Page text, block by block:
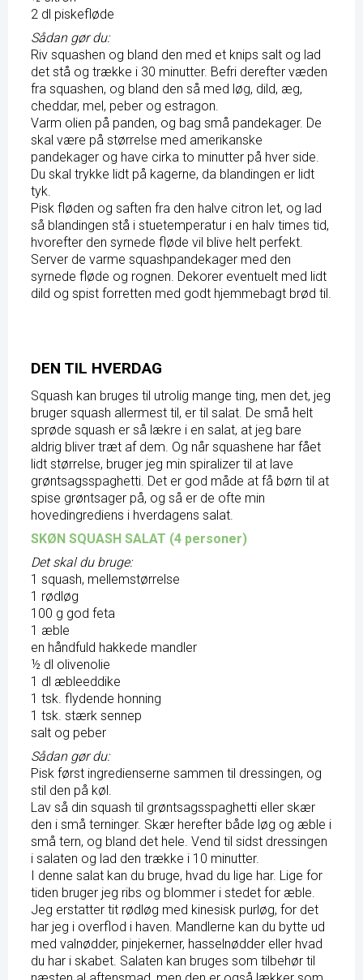
2 dl piskefløde
Sådan gør du:
Riv squashen og bland den med et knips salt og lad
det stå og trække i 30 minutter. Befri derefter væden
fra squashen, og bland den så med løg, dild, æg,
cheddar, mel, peber og estragon.
Varm olien på panden, og bag små pandekager. De
skal være på størrelse med amerikanske
pandekager og have cirka to minutter på hver side.
Du skal trykke lidt på kagerne, da blandingen er lidt
tyk.
Pisk fløden og saften fra den halve citron let, og lad
så blandingen stå i stuetemperatur i en halv times tid,
hvorefter den syrnede fløde vil blive helt perfekt.
Server de varme squashpandekager med den
syrnede fløde og rognen. Dekorer eventuelt med lidt
dild og spist forretten med godt hjemmebagt brød til.
DEN TIL HVERDAG
Squash kan bruges til utrolig mange ting, men det, jeg
bruger squash allermest til, er til salat. De små helt
sprøde squash er så lækre i en salat, at jeg bare
aldrig bliver træt af dem. Og når squashene har fået
lidt størrelse, bruger jeg min spiralizer til at lave
grøntsagsspaghetti. Det er god måde at få børn til at
spise grøntsager på, og så er de ofte min
hovedingrediens i hverdagens salat.
SKØN SQUASH SALAT (4 personer)
Det skal du bruge:
1 squash, mellemstørrelse
1 rødløg
100 g god feta
1 æble
en håndfuld hakkede mandler
½ dl olivenolie
1 dl æbleeddike
1 tsk. flydende honning
1 tsk. stærk sennep
salt og peber
Sådan gør du:
Pisk først ingredienserne sammen til dressingen, og
stil den på køl.
Lav så din squash til grøntsagsspaghetti eller skær
den i små terninger. Skær herefter både løg og æble i
små tern, og bland det hele. Vend til sidst dressingen
i salaten og lad den trække i 10 minutter.
I denne salat kan du bruge, hvad du lige har. Lige for
tiden bruger jeg ribs og blommer i stedet for æble.
Jeg erstatter tit rødløg med kinesisk purløg, for det
har jeg i overflod i haven. Mandlerne kan du bytte ud
med valnødder, pinjekerner, hasselnødder eller hvad
du har i skabet. Salaten kan bruges som tilbehør til